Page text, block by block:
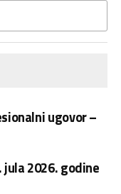
ugovor –
jula 2026. godine